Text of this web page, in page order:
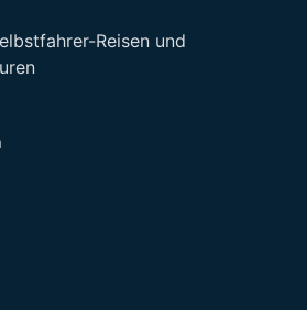
Reisen und